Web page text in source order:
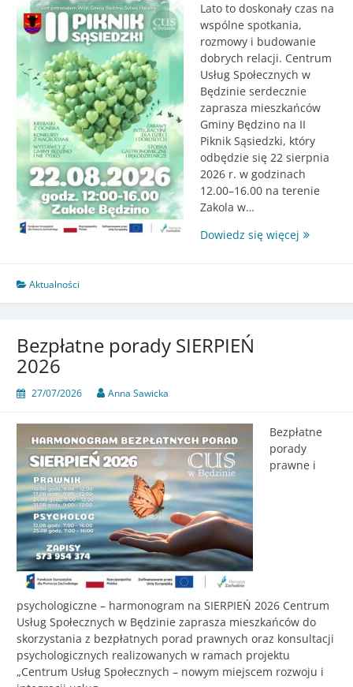
Lato to doskonały czas na
wspólne spotkania,
rozmowy i budowanie
dobrych relacji. Centrum
Usług Społecznych w
Będzinie serdecznie
zaprasza mieszkańców
Gminy Będzino na II
Piknik Sąsiedzki, który
odbędzie się 22 sierpnia
2026 r. w godzinach
12.00–16.00 na terenie
Zakola w…
Dowiedz się więcej II
Gminie
Aktualności
Bezpłatne porady SIERPIEŃ
2026
27/07/2026 Anna Sawicka
Bezpłatne
porady
prawne i
psychologiczne – harmonogram na SIERPIEŃ 2026 Centrum
Usług Społecznych w Będzinie zaprasza mieszkańców do
skorzystania z bezpłatnych porad prawnych oraz konsultacji
psychologicznych realizowanych w ramach projektu
„Centrum Usług Społecznych – nowym miejscem rozwoju i